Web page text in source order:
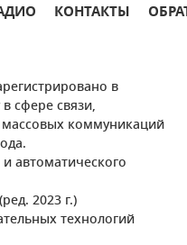
КОНТАКТЫ
в
сфере связи,
коммуникаций
автоматического
2023 г.)
технологий